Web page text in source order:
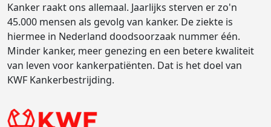
Kanker raakt ons allemaal. Jaarlijks sterven er zo'n
45.000 mensen als gevolg van kanker. De ziekte is
hiermee in Nederland doodsoorzaak nummer één.
Minder kanker, meer genezing en een betere kwaliteit
van leven voor kankerpatiënten. Dat is het doel van
KWF Kankerbestrijding.